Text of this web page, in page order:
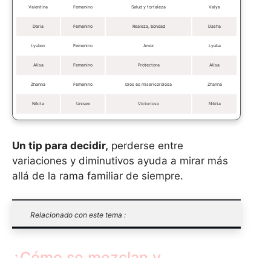
Valentina Femenino Salud y fortaleza Valya
Daria Femenino Realeza, bondad Dasha
Lyubov Femenino Amor Lyuba
Alisa Femenino Protectora Alisa
Zhanna Femenino Dios es misericordiosa Zhanna
Nikita Unisex Victorioso Nikita
Un tip para decidir, perderse entre
variaciones y diminutivos ayuda a mirar más
allá de la rama familiar de siempre.
Relacionado con este tema :